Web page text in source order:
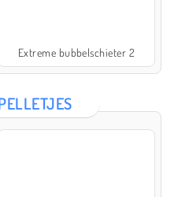
Extreme bubbelschieter 2